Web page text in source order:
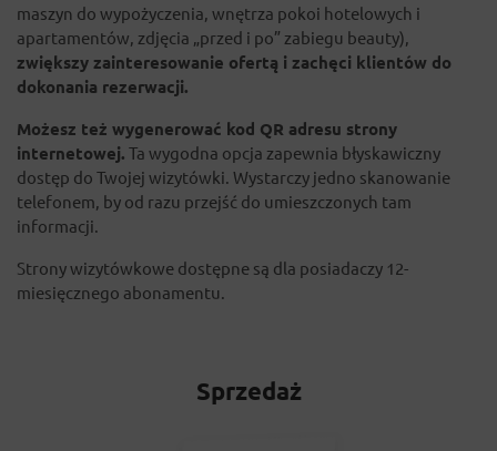
maszyn do wypożyczenia, wnętrza pokoi hotelowych i
apartamentów, zdjęcia „przed i po” zabiegu beauty),
zwiększy zainteresowanie ofertą i zachęci klientów do
dokonania rezerwacji.
Możesz też wygenerować kod QR adresu strony
internetowej. Ta wygodna opcja zapewnia błyskawiczny
dostęp do Twojej wizytówki. Wystarczy jedno skanowanie
telefonem, by od razu przejść do umieszczonych tam
informacji.
Strony wizytówkowe dostępne są dla posiadaczy 12-
miesięcznego abonamentu.
Sprzedaż